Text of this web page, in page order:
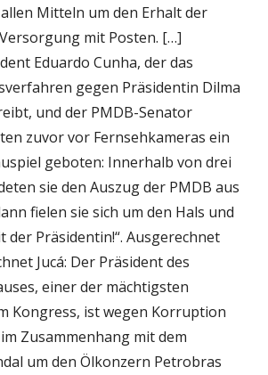
Mitteln um den Erhalt der
mit Posten. […]
Eduardo Cunha, der das
gegen Präsidentin Dilma
und der PMDB-Senator
zuvor vor Fernsehkameras ein
geboten: Innerhalb von drei
sie den Auszug der PMDB aus
fielen sie sich um den Hals und
der Präsidentin!“. Ausgerechnet
Jucá: Der Präsident des
einer der mächtigsten
Kongress, ist wegen Korruption
Zusammenhang mit dem
um den Ölkonzern Petrobras